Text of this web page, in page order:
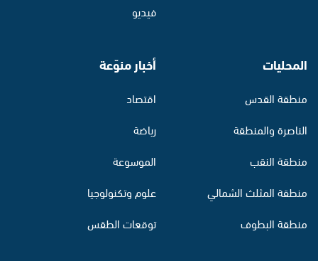
فيديو
المحليات
منطقة القدس
الناصرة والمنطقة
منطقة النقب
منطقة المثلث الشمالي
منطقة البطوف
أخبار منوّعة
اقتصاد
رياضة
الموسوعة
علوم وتكنولوجيا
توقعات الطقس